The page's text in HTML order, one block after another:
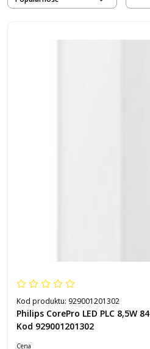
Kod produktu: 929001201302
Philips CorePro LED PLC 8,5W
Kod 929001201302
Cena